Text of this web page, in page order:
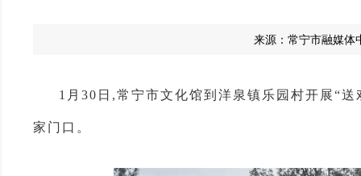
来源： 常宁市融媒体
1月30日,常宁市文化馆到洋泉镇乐园村开展“
家门口。